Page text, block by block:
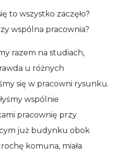
wszystko zaczęło?
to wszystko zaczęło?
wspólna pracownia?
razem na studiach,
u różnych
się w pracowni rysunku.
wspólnie
pracownię przy
już budynku obok
komuna, miała